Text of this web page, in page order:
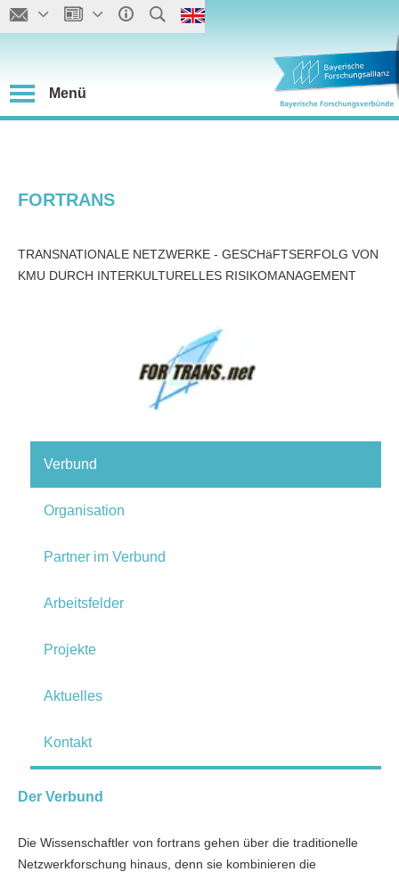
Menü
FORTRANS
TRANSNATIONALE NETZWERKE - GESCHäFTSERFOLG VON
KMU DURCH INTERKULTURELLES RISIKOMANAGEMENT
Verbund
Organisation
Partner im Verbund
Arbeitsfelder
Projekte
Aktuelles
Kontakt
Der Verbund
Die Wissenschaftler von fortrans gehen über die traditionelle
Netzwerkforschung hinaus, denn sie kombinieren die